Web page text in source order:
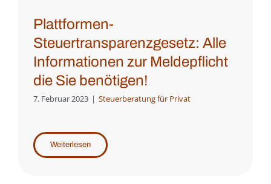
Plattformen-
Steuertransparenzgesetz: Alle
Informationen zur Meldepflicht
die Sie benötigen!
7. Februar 2023 | Steuerberatung für Privat
Weiterlesen